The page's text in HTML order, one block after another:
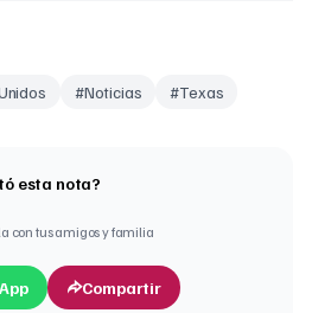
#Noticias #Texas
esta nota?
con tus amigos y familia
Compartir